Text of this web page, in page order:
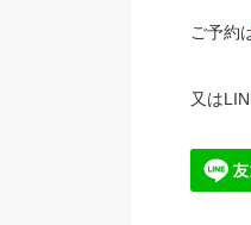
ご予約
又は